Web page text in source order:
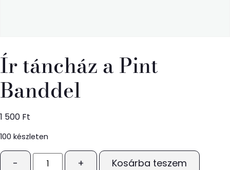
Ír táncház a Pint
Banddel
1 500 Ft
100 készleten
- + Kosárba teszem